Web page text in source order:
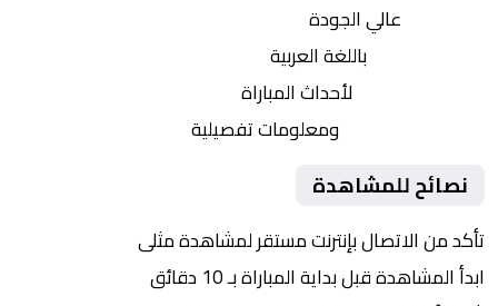
عالي الجودة
باللغة العربية
لأحداث المباراة
ومعلومات تفصيلية
نصائح للمشاهدة
تأكد من الاتصال بإنترنت مستقر لمشاهدة مثلى
ابدأ المشاهدة قبل بداية المباراة بـ 10 دقائق